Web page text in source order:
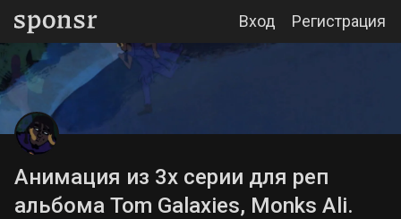
Вход Регистрация
Анимация из 3х серии для реп
альбома Tom Galaxies, Monks Ali.